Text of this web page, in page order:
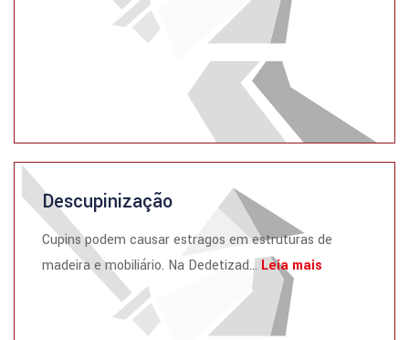
Descupinização
Cupins podem causar estragos em estruturas de
madeira e mobiliário. Na Dedetizad... Leia mais